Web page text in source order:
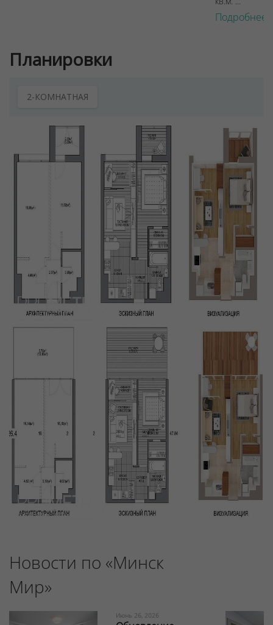
Подробнее
Планировки
2-КОМНАТНАЯ
Новости по «Минск
Мир»
Июнь 26, 2026